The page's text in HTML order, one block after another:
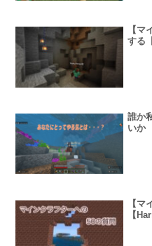
【
する
誰か
いか
【
【